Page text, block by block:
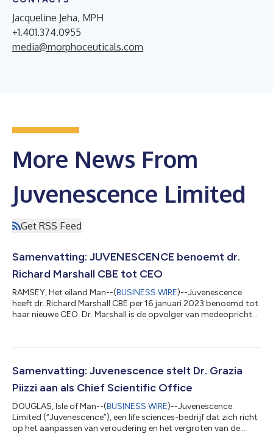
Jacqueline Jeha, MPH
+1.401.374.0955
media@morphoceuticals.com
More News From
Juvenescence Limited
Get RSS Feed
Samenvatting: JUVENESCENCE benoemt dr.
Richard Marshall CBE tot CEO
RAMSEY, Het eiland Man--(BUSINESS WIRE)--Juvenescence
heeft dr. Richard Marshall CBE per 16 januari 2023 benoemd tot
haar nieuwe CEO. Dr. Marshall is de opvolger van medeoprichter
twintig jaar zakelijk leiderschap mee naar het bedrijf, waaronder
President, hoofd van de Fibrosis & Lung Injury Discovery Perfor...
Samenvatting: Juvenescence stelt Dr. Grazia
Piizzi aan als Chief Scientific Office
DOUGLAS, Isle of Man--(BUSINESS WIRE)--Juvenescence
Limited (“Juvenescence”), een life sciences-bedrijf dat zich richt
op het aanpassen van veroudering en het vergroten van de